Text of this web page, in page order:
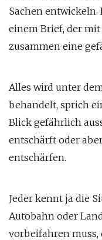
Sachen entwickeln.
einem Brief, der
zusammen eine
Alles wird unter
behandelt, sprich
Blick gefährlich
entschärft oder
entschärfen.
Jeder kennt ja die
Autobahn oder
vorbeifahren muss,